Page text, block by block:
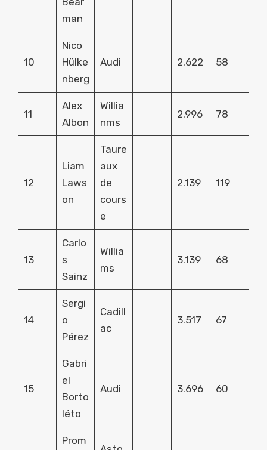
man
10
Nico
Hülke
nberg
Audi 2.622 58
11
Alex
Albon
Willia
nms
2.996 78
12
Liam
Laws
on
Taure
aux
de
cours
e
2.139 119
13
Carlo
s
Sainz
Willia
ms
3.139 68
14
Sergi
o
Pérez
Cadill
ac
3.517 67
15
Gabri
el
Borto
léto
Audi 3.696 60
Prom